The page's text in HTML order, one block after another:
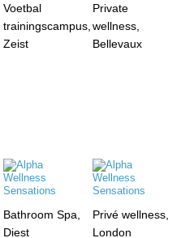
Voetbal
trainingscampus,
Zeist
Private
wellness,
Bellevaux
Bathroom Spa,
Diest
Privé wellness,
London